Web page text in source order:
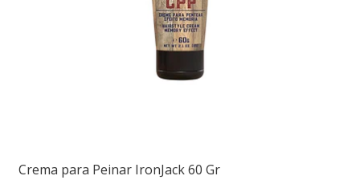
Crema para Peinar IronJack 60 Gr